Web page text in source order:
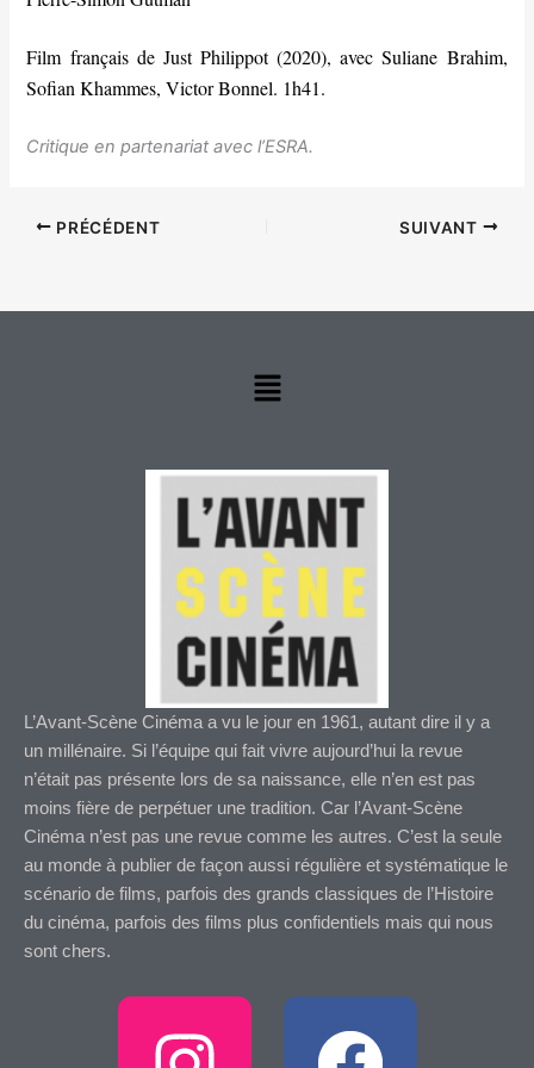
Film français de Just Philippot (2020), avec Suliane Brahim,
Sofian Khammes, Victor Bonnel. 1h41.
Critique en partenariat avec l’ESRA.
PRÉCÉDENT SUIVANT
Menu
L’Avant-Scène Cinéma a vu le jour en 1961, autant dire il y a
un millénaire. Si l’équipe qui fait vivre aujourd’hui la revue
n’était pas présente lors de sa naissance, elle n’en est pas
moins fière de perpétuer une tradition. Car l’Avant-Scène
Cinéma n’est pas une revue comme les autres. C’est la seule
au monde à publier de façon aussi régulière et systématique le
scénario de films, parfois des grands classiques de l’Histoire
du cinéma, parfois des films plus confidentiels mais qui nous
sont chers.
I
F